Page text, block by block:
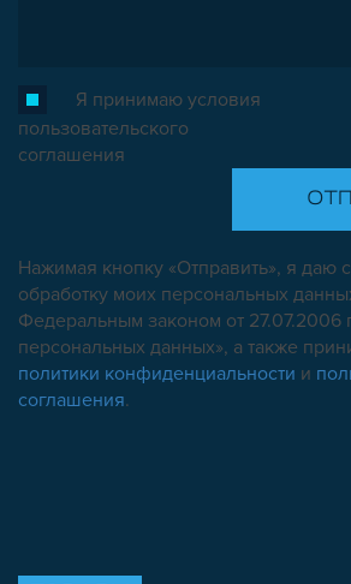
Я принимаю условия
пользовательского
соглашения
Нажимая кнопку «Отправить», я даю
обработку моих персональных
Федеральным законом от
персональных данных», а также
политики конфиденциальности и
соглашения.